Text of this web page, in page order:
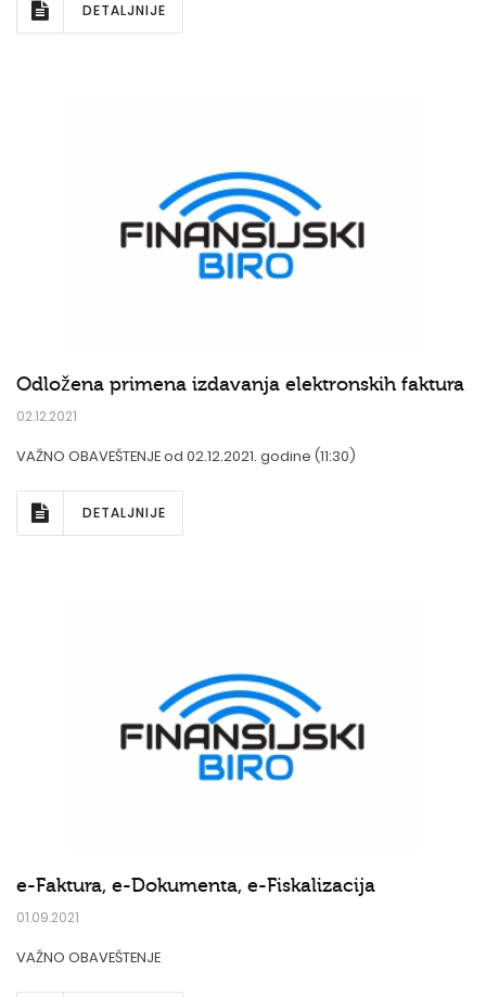
DETALJNIJE
Odložena primena izdavanja elektronskih faktura
02.12.2021
VAŽNO OBAVEŠTENJE od 02.12.2021. godine (11:30)
DETALJNIJE
e-Faktura, e-Dokumenta, e-Fiskalizacija
01.09.2021
VAŽNO OBAVEŠTENJE